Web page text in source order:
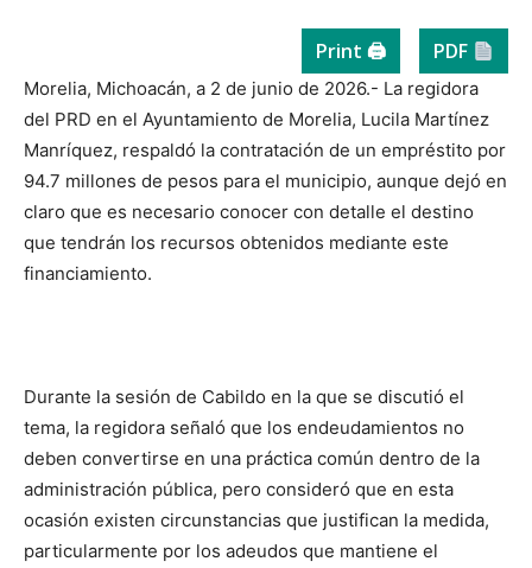
Print 🖨 PDF
Morelia, Michoacán, a 2 de junio de 2026.- La regidora
del PRD en el Ayuntamiento de Morelia, Lucila Martínez
Manríquez, respaldó la contratación de un empréstito por
94.7 millones de pesos para el municipio, aunque dejó en
claro que es necesario conocer con detalle el destino
que tendrán los recursos obtenidos mediante este
financiamiento.
Durante la sesión de Cabildo en la que se discutió el
tema, la regidora señaló que los endeudamientos no
deben convertirse en una práctica común dentro de la
administración pública, pero consideró que en esta
ocasión existen circunstancias que justifican la medida,
particularmente por los adeudos que mantiene el